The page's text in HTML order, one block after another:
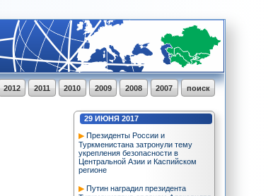
поиск
2007
2008
2009
2010
2011
2012
29 ИЮНЯ 2017
Президенты России и
Туркменистана затронули тему
укрепления безопасности в
Центральной Азии и Каспийском
регионе
Путин наградил президента